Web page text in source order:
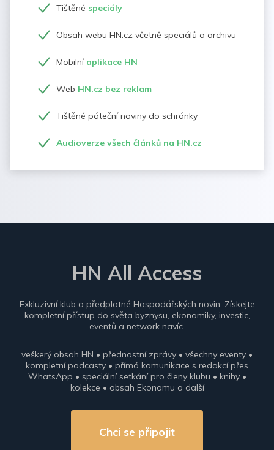
Tištěné speciály
Obsah webu HN.cz včetně speciálů a archivu
Mobilní aplikace HN
Web HN.cz bez reklam
Tištěné páteční noviny do schránky
Audioverze všech článků na HN.cz
HN All Access
Exkluzivní klub a předplatné Hospodářských novin. Získejte
kompletní přístup do světa byznysu, ekonomiky, investic,
eventů a network navíc.
veškerý obsah HN • přednostní zprávy • všechny eventy •
kompletní podcasty • přímá komunikace s redakcí přes
WhatsApp • speciální setkání pro členy klubu • knihy •
kolekce • obsah Ekonomu a další
Chci se připojit